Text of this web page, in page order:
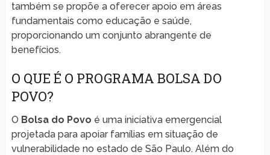
também se propõe a oferecer apoio em áreas
fundamentais como educação e saúde,
proporcionando um conjunto abrangente de
benefícios.
O QUE É O PROGRAMA BOLSA DO
POVO?
O Bolsa do Povo é uma iniciativa emergencial
projetada para apoiar famílias em situação de
vulnerabilidade no estado de São Paulo. Além do